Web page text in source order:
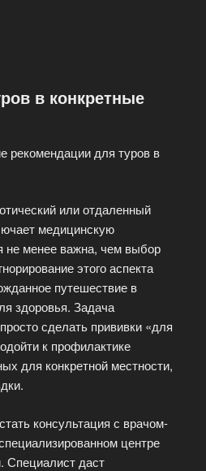
в конкретные
рекомендации для туров в
или отдаленный
медицинскую
не менее важна, чем выбор
этого аспекта
путешествие в
здоровья. Задача
сделать прививки «для
к профилактике
для конкретной местности,
консультация с врачом-
центре
Специалист даст